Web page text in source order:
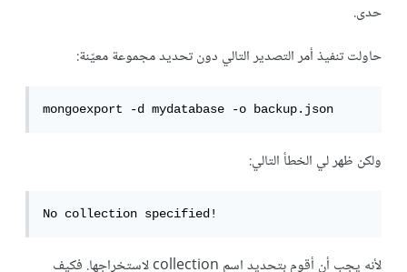
حدى.
حاولت تنفيذ أمر التصدير التالي دون تحديد مجموعة معيّنة:
mongoexport -d mydatabase -o backup.json
ولكن ظهر لي الخطأ التالي:
No collection specified!
لأنه يجب أن أقوم بتحديد اسم collection لاستخراجها. فكيف